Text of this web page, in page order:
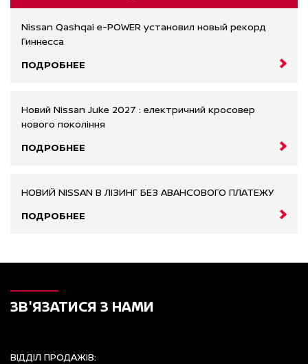
Nissan Qashqai e-POWER установил новый рекорд
Гиннесса
ПОДРОБНЕЕ
Новий Nissan Juke 2027 : електричний кросовер
нового покоління
ПОДРОБНЕЕ
НОВИЙ NISSAN В ЛІЗИНГ БЕЗ АВАНСОВОГО ПЛАТЕЖУ
ПОДРОБНЕЕ
ЗВ'ЯЗАТИСЯ З НАМИ
ВІДДІЛ ПРОДАЖІВ: